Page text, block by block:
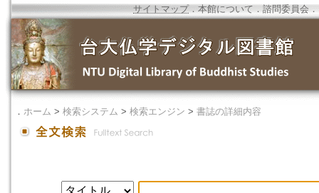
サイトマップ．本館について ． 諮問委員会 ．
． ホーム > 検索システム > 検索エンジン > 書誌の詳細内容